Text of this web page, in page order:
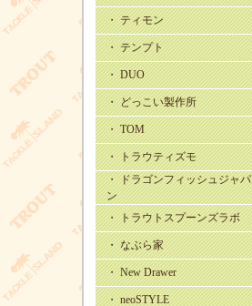
・ ティモン
・ テンプト
・ DUO
・ どっこい製作所
・ TOM
・ トラウティズモ
・ ドラゴンフィッシュジャパ
ン
・ トラウトスプーンズラボ
・ なぶら家
・ New Drawer
・ neoSTYLE